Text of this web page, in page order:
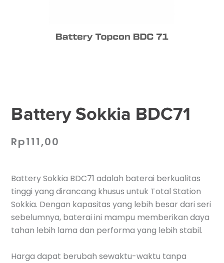
Battery Sokkia BDC71
Rp111,00
Battery Sokkia BDC71 adalah baterai berkualitas
tinggi yang dirancang khusus untuk Total Station
Sokkia. Dengan kapasitas yang lebih besar dari seri
sebelumnya, baterai ini mampu memberikan daya
tahan lebih lama dan performa yang lebih stabil.
Harga dapat berubah sewaktu-waktu tanpa